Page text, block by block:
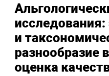
исследования:
и
разнообразие
оценка